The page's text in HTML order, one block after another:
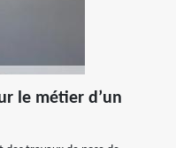
le métier d’un